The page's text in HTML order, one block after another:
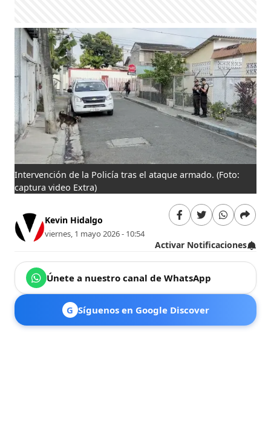
Intervención de la Policía tras el ataque armado.(Foto:
captura video Extra)
Kevin Hidalgo
viernes, 1 mayo 2026 - 10:54
Activar Notificaciones
Únete a nuestro canal de WhatsApp
G Síguenos en Google Discover